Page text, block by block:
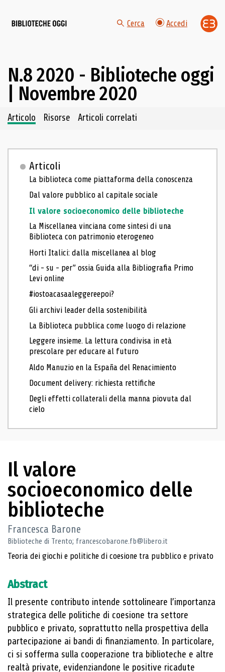
Cerca Accedi
N.8 2020 - Biblioteche oggi
| Novembre 2020
Navigazione dei contenuti del fascicolo
Articolo Risorse Articoli correlati
Articoli
La biblioteca come piattaforma della conoscenza
Dal valore pubblico al capitale sociale
Il valore socioeconomico delle biblioteche
La Miscellanea vinciana come sintesi di una
Biblioteca con patrimonio eterogeneo
Horti Italici: dalla miscellanea al blog
“di - su - per” ossia Guida alla Bibliografia Primo
Levi online
#iostoacasaaleggereepoi?
Gli archivi leader della sostenibilità
La Biblioteca pubblica come luogo di relazione
Leggere insieme. La lettura condivisa in età
prescolare per educare al futuro
Aldo Manuzio en la España del Renacimiento
Document delivery: richiesta rettifiche
Degli effetti collaterali della manna piovuta dal
cielo
Il valore
socioeconomico delle
biblioteche
Francesca Barone
Biblioteche di Trento; francescobarone.fb@libero.it
Teoria dei giochi e politiche di coesione tra pubblico e privato
Abstract
Il presente contributo intende sottolineare l’importanza
strategica delle politiche di coesione tra settore
pubblico e privato, soprattutto nella prospettiva della
partecipazione ai bandi di finanziamento. In particolare,
ci si sofferma sulla cooperazione tra biblioteche e altre
realtà private, evidenziandone le positive ricadute